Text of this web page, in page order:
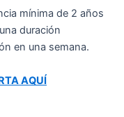
mínima de 2 años
duración
en una semana.
AQUÍ